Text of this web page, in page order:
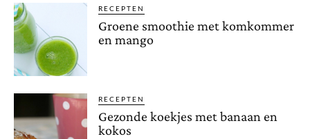
RECEPTEN
Groene smoothie met komkommer
en mango
RECEPTEN
Gezonde koekjes met banaan en
kokos